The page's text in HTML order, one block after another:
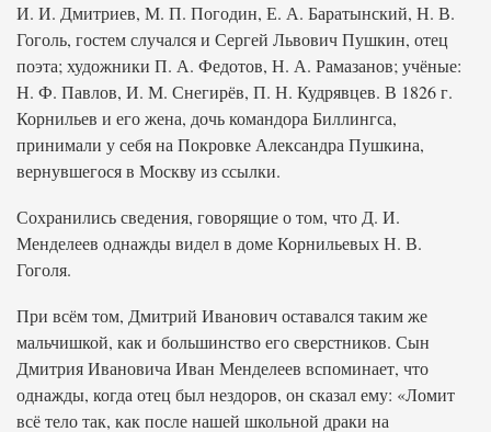
И. И. Дмитриев, М. П. Погодин, Е. А. Баратынский, Н. В.
Гоголь, гостем случался и Сергей Львович Пушкин, отец
поэта; художники П. А. Федотов, Н. А. Рамазанов; учёные:
Н. Ф. Павлов, И. М. Снегирёв, П. Н. Кудрявцев. В 1826 г.
Корнильев и его жена, дочь командора Биллингса,
принимали у себя на Покровке Александра Пушкина,
вернувшегося в Москву из ссылки.
Сохранились сведения, говорящие о том, что Д. И.
Менделеев однажды видел в доме Корнильевых Н. В.
Гоголя.
При всём том, Дмитрий Иванович оставался таким же
мальчишкой, как и большинство его сверстников. Сын
Дмитрия Ивановича Иван Менделеев вспоминает, что
однажды, когда отец был нездоров, он сказал ему: «Ломит
всё тело так, как после нашей школьной драки на